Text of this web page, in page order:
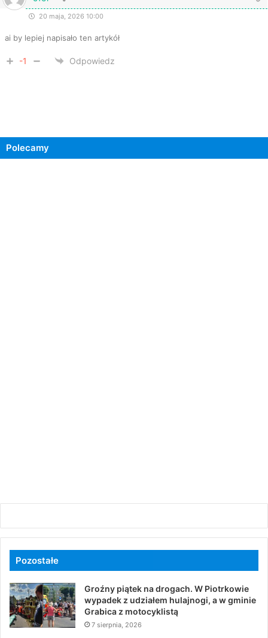
20 maja, 2026 10:00
ai by lepiej napisało ten artykół
-1 Odpowiedz
Polecamy
Pozostałe
Groźny piątek na drogach. W Piotrkowie
wypadek z udziałem hulajnogi, a w gminie
Grabica z motocyklistą
7 sierpnia, 2026